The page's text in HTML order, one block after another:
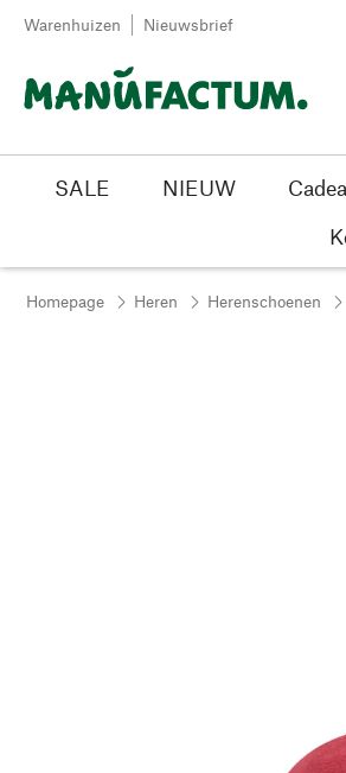
Passer au contenu
Warenhuizen Nieuwsbrief
SALE NIEUW
Homepage Heren Herenschoenen